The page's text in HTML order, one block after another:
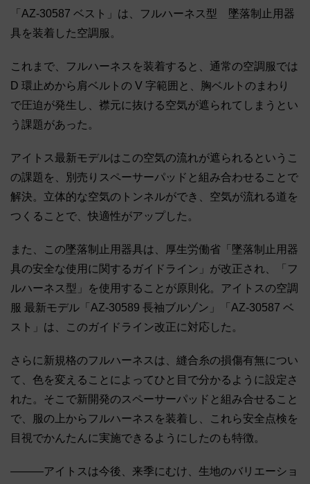
「AZ-30587 ベスト」は、フルハーネス型 墜落制止用器
具を装着した空調服。
これまで、フルハーネスを装着すると、通常の空調服では
D 環止めから肩ベルトの V 字範囲と、胸ベルトのまわり
で圧迫が発生し、襟元に抜ける空気が遮られてしまうとい
う課題があった。
アイトス最新モデルはこの空気の流れが遮られるというこ
の課題を、別売りスペーサーパッドと組み合わせることで
解決。立体的な空気のトンネルができ、空気が流れる道を
つくることで、快適性がアップした。
また、この墜落制止用器具は、厚生労働省「墜落制止用器
具の安全な使用に関するガイドライン」が改正され、「フ
ルハーネス型」を使用することが原則化。アイトスの空調
服 最新モデル「AZ-30589 長袖ブルゾン」「AZ-30587 ベ
スト」は、このガイドライン改正に対応した。
さらに新規格のフルハーネスは、縫合糸の損傷有無につい
て、色を変えることによってひと目で分かるように設定さ
れた。そこで新開発のスペーサーパッドと組み合せること
で、服の上からフルハーネスを装着し、これら安全点検を
目視でかんたんに実施できるようにしたのも特徴。
―――アイトスは今後、来季にむけ、生地のバリエーショ